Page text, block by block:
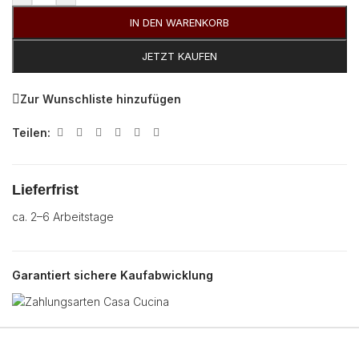
IN DEN WARENKORB
JETZT KAUFEN
Zur Wunschliste hinzufügen
Teilen:
Lieferfrist
ca. 2–6 Arbeitstage
Garantiert sichere Kaufabwicklung